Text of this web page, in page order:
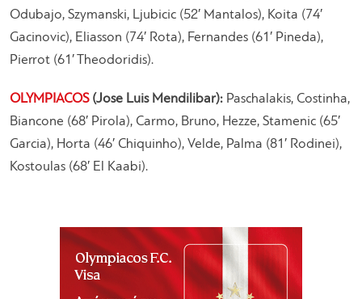
Odubajo, Szymanski, Ljubicic (52′ Mantalos), Koita (74′
Gacinovic), Eliasson (74′ Rota), Fernandes (61′ Pineda),
Pierrot (61′ Theodoridis).
OLYMPIACOS(Jose Luis Mendilibar): Paschalakis, Costinha,
Biancone (68′ Pirola), Carmo, Bruno, Hezze, Stamenic (65′
Garcia), Horta (46′ Chiquinho), Velde, Palma (81′ Rodinei),
Kostoulas (68′ El Kaabi).